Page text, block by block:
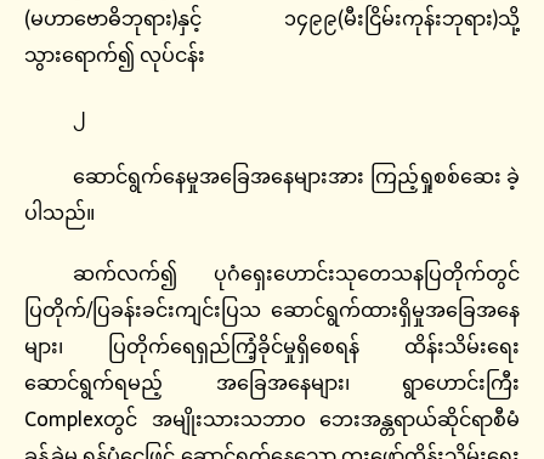
(မဟာဗောဓိဘုရား)နှင့် ၁၄၉၉(မီးငြိမ်းကုန်းဘုရား)သို့
သွားရောက်၍ လုပ်ငန်း
၂
ဆောင်ရွက်နေမှုအခြေအနေများအား ကြည့်ရှုစစ်ဆေး ခဲ့
ပါသည်။
ဆက်လက်၍ ပုဂံရှေးဟောင်းသုတေသနပြတိုက်တွင်
ပြတိုက်/ပြခန်းခင်းကျင်းပြသ ဆောင်ရွက်ထားရှိမှုအခြေအနေ
များ၊ ပြတိုက်ရေရှည်ကြံ့ခိုင်မှုရှိစေရန် ထိန်းသိမ်းရေး
ဆောင်ရွက်ရမည့် အခြေအနေများ၊ ရွာဟောင်းကြီး
Complexတွင် အမျိုးသားသဘာဝ ဘေးအန္တရာယ်ဆိုင်ရာစီမံ